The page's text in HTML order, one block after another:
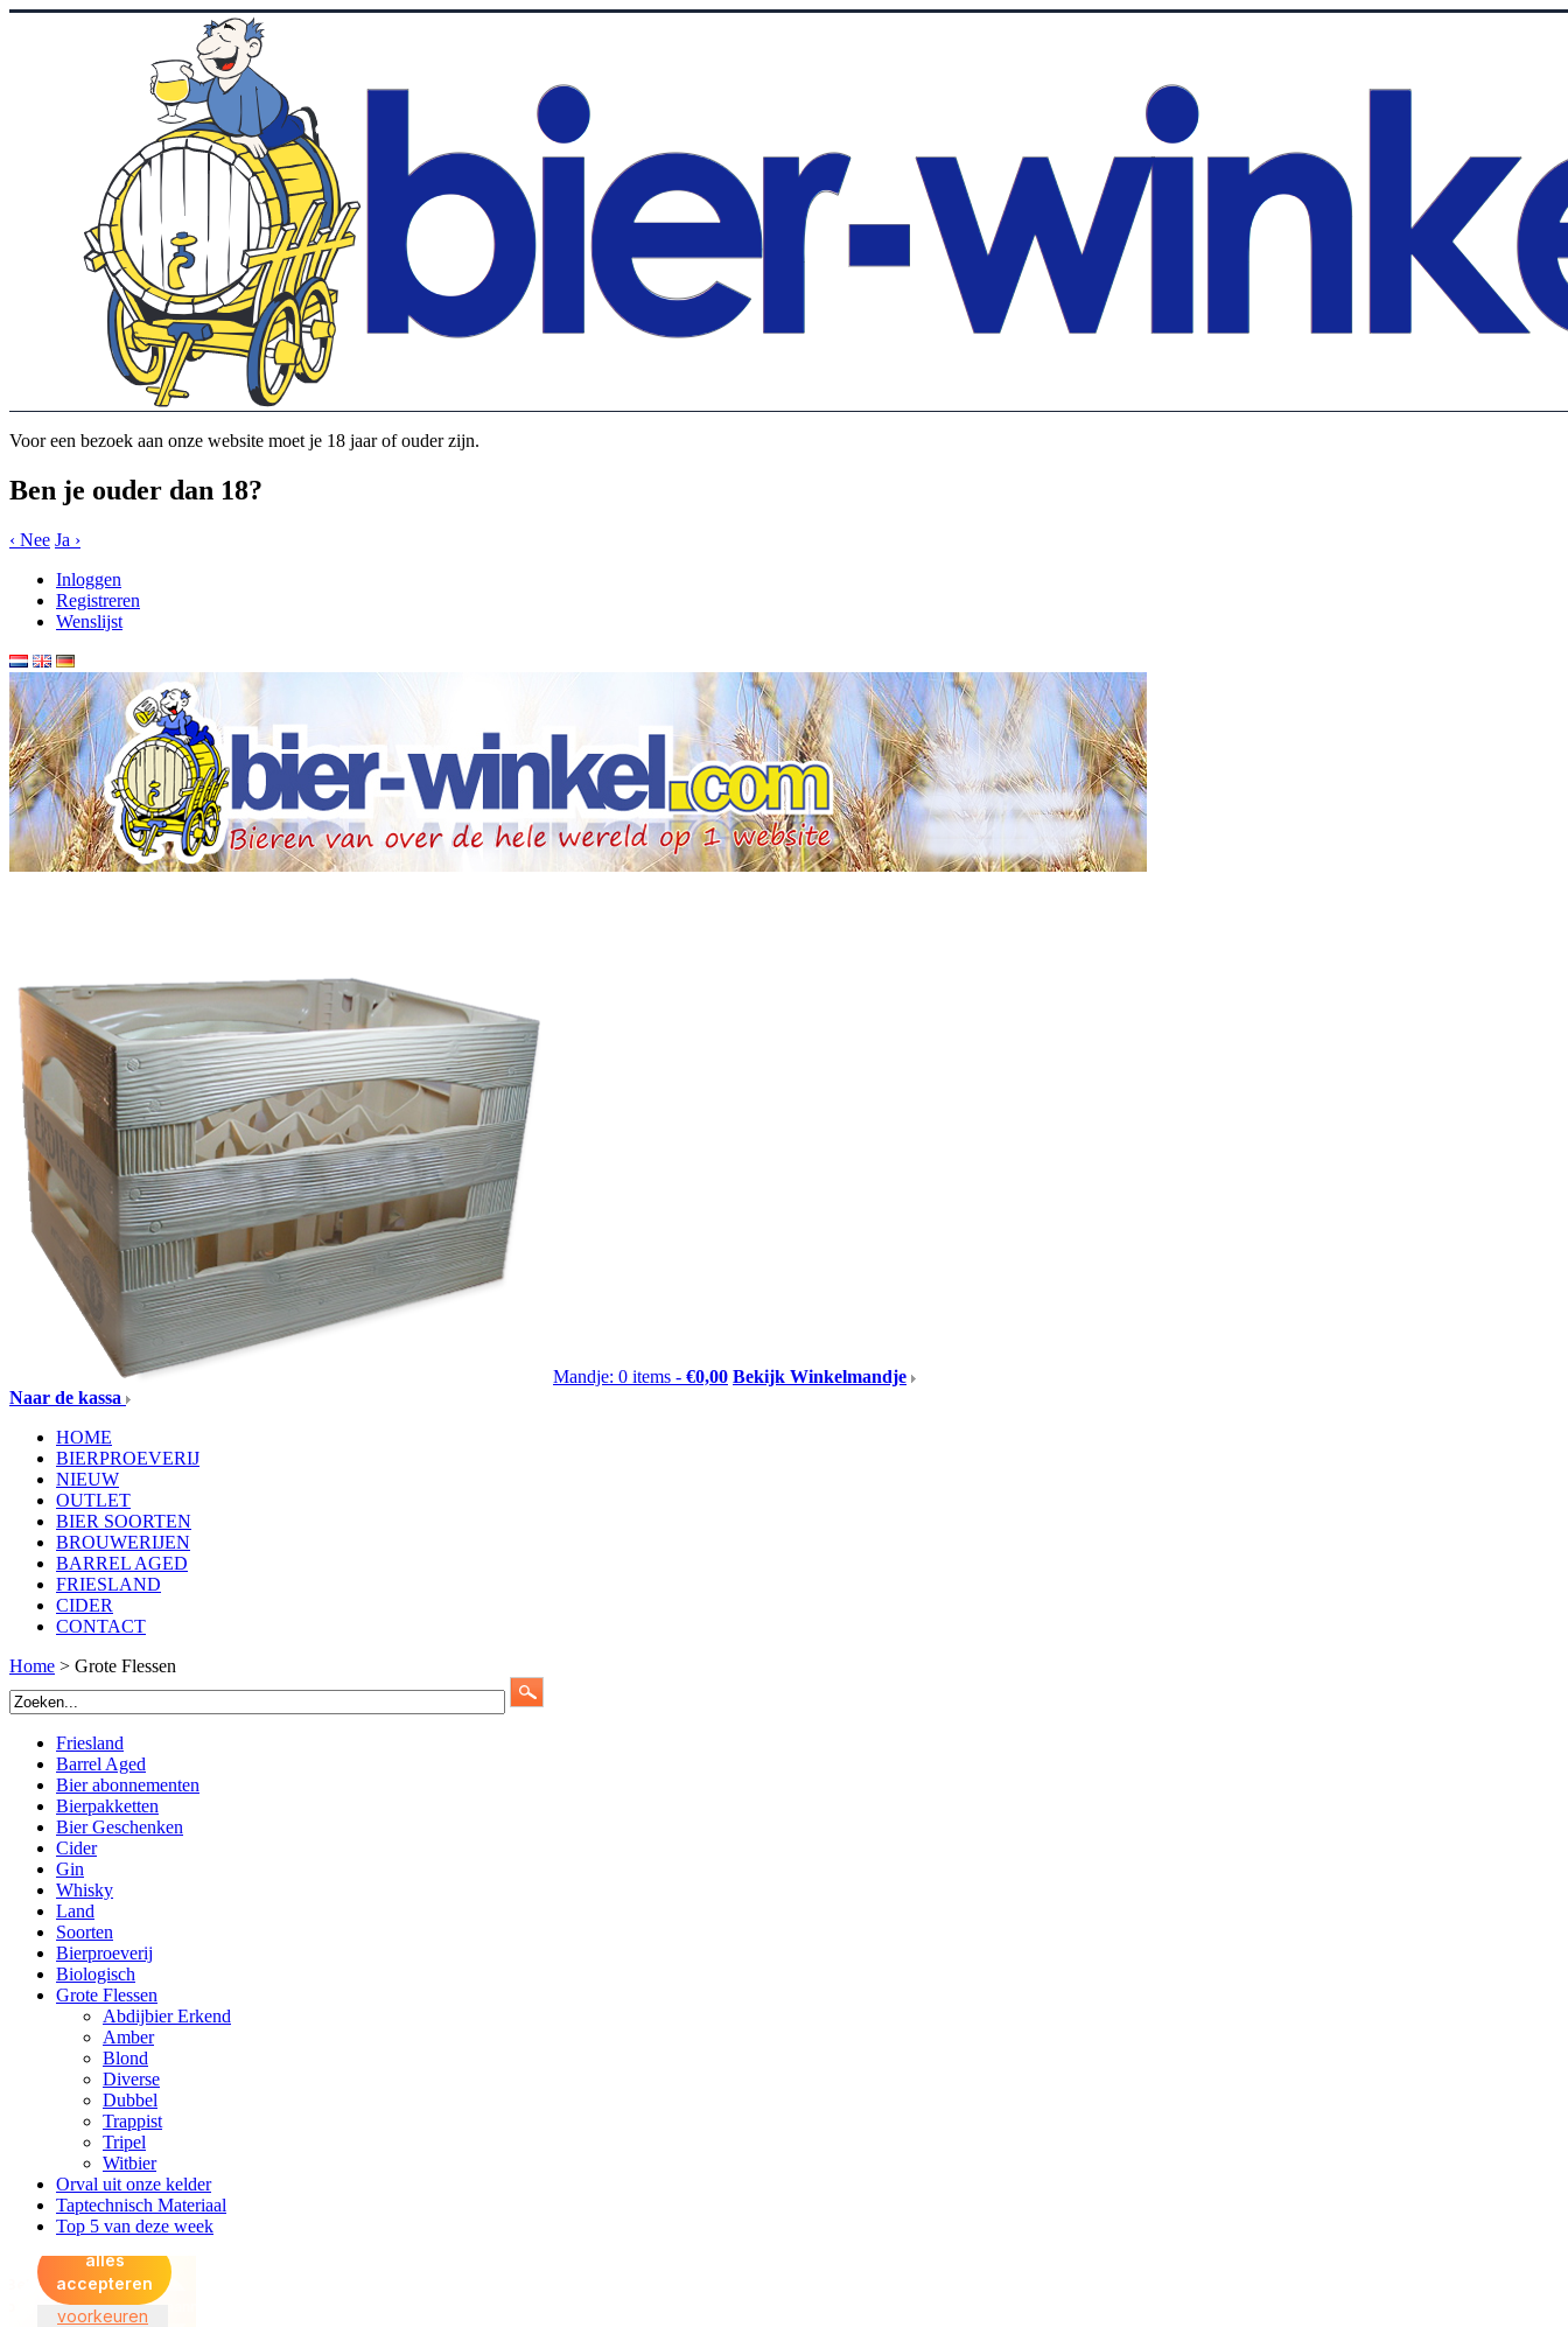
Voor een bezoek aan onze website moet je 18 jaar of ouder zijn.
Ben je ouder dan 18?
‹ Nee Ja ›
Inloggen
Registreren
Wenslijst
Mandje: 0 items - €0,00 Bekijk Winkelmandje
Naar de kassa
HOME
BIERPROEVERIJ
NIEUW
OUTLET
BIER SOORTEN
BROUWERIJEN
BARREL AGED
FRIESLAND
CIDER
CONTACT
Home > Grote Flessen
Friesland
Barrel Aged
Bier abonnementen
Bierpakketten
Bier Geschenken
Cider
Gin
Whisky
Land
Soorten
Bierproeverij
Biologisch
Grote Flessen
Abdijbier Erkend
Amber
Blond
Diverse
Dubbel
Trappist
Tripel
Witbier
Orval uit onze kelder
Taptechnisch Materiaal
Top 5 van deze week